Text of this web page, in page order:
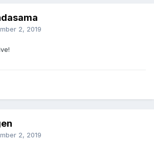
2, 2019
2, 2019